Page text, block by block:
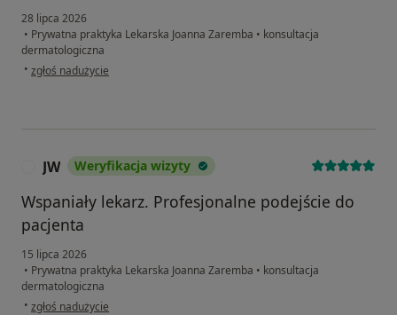
28 lipca 2026
• Prywatna praktyka Lekarska Joanna Zaremba • konsultacja
dermatologiczna
• w opinii użytkownika Nicole
zgłoś nadużycie
JW Weryfikacja wizyty
Wspaniały lekarz. Profesjonalne podejście do
pacjenta
15 lipca 2026
• Prywatna praktyka Lekarska Joanna Zaremba • konsultacja
dermatologiczna
• w opinii użytkownika JW
zgłoś nadużycie